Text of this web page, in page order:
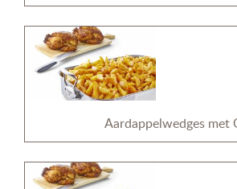
Aardappelwedges met